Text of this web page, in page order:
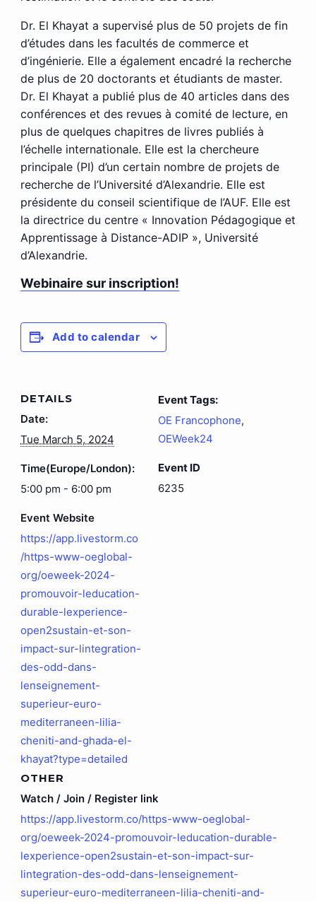
Dr. El Khayat a supervisé plus de 50 projets de fin
d’études dans les facultés de commerce et
d’ingénierie. Elle a également encadré la recherche
de plus de 20 doctorants et étudiants de master.
Dr. El Khayat a publié plus de 40 articles dans des
conférences et des revues à comité de lecture, en
plus de quelques chapitres de livres publiés à
l’échelle internationale. Elle est la chercheure
principale (PI) d’un certain nombre de projets de
recherche de l’Université d’Alexandrie. Elle est
présidente du conseil scientifique de l’AUF. Elle est
la directrice du centre « Innovation Pédagogique et
Apprentissage à Distance-ADIP », Université
d’Alexandrie.
Webinaire sur inscription!
Add to calendar
DETAILS
Date:
Tue March 5, 2024
Time(Europe/London):
5:00 pm - 6:00 pm
Event Website
https://app.livestorm.co
/https-www-oeglobal-
org/oeweek-2024-
promouvoir-leducation-
durable-lexperience-
open2sustain-et-son-
impact-sur-lintegration-
des-odd-dans-
lenseignement-
superieur-euro-
mediterraneen-lilia-
cheniti-and-ghada-el-
khayat?type=detailed
Event Tags:
OE Francophone,
OEWeek24
Event ID
6235
OTHER
Watch / Join / Register link
https://app.livestorm.co/https-www-oeglobal-
org/oeweek-2024-promouvoir-leducation-durable-
lexperience-open2sustain-et-son-impact-sur-
lintegration-des-odd-dans-lenseignement-
superieur-euro-mediterraneen-lilia-cheniti-and-